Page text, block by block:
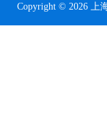
Copyright © 2026 上